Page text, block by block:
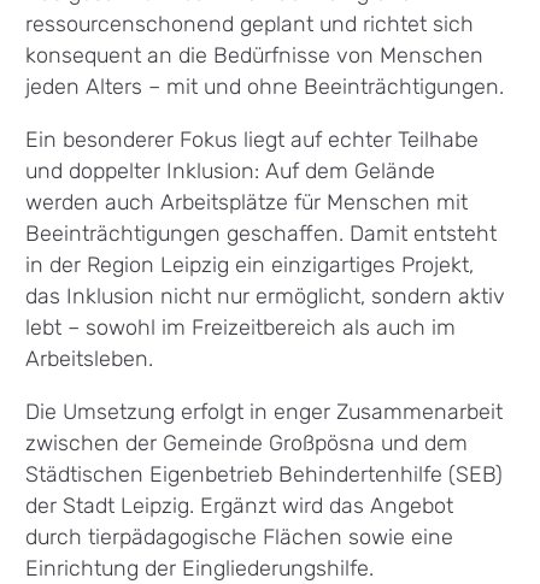
ressourcenschonend geplant und richtet sich
konsequent an die Bedürfnisse von Menschen
jeden Alters – mit und ohne Beeinträchtigungen.
Ein besonderer Fokus liegt auf echter Teilhabe
und doppelter Inklusion: Auf dem Gelände
werden auch Arbeitsplätze für Menschen mit
Beeinträchtigungen geschaffen. Damit entsteht
in der Region Leipzig ein einzigartiges Projekt,
das Inklusion nicht nur ermöglicht, sondern aktiv
lebt – sowohl im Freizeitbereich als auch im
Arbeitsleben.
Die Umsetzung erfolgt in enger Zusammenarbeit
zwischen der Gemeinde Großpösna und dem
Städtischen Eigenbetrieb Behindertenhilfe (SEB)
der Stadt Leipzig. Ergänzt wird das Angebot
durch tierpädagogische Flächen sowie eine
Einrichtung der Eingliederungshilfe.